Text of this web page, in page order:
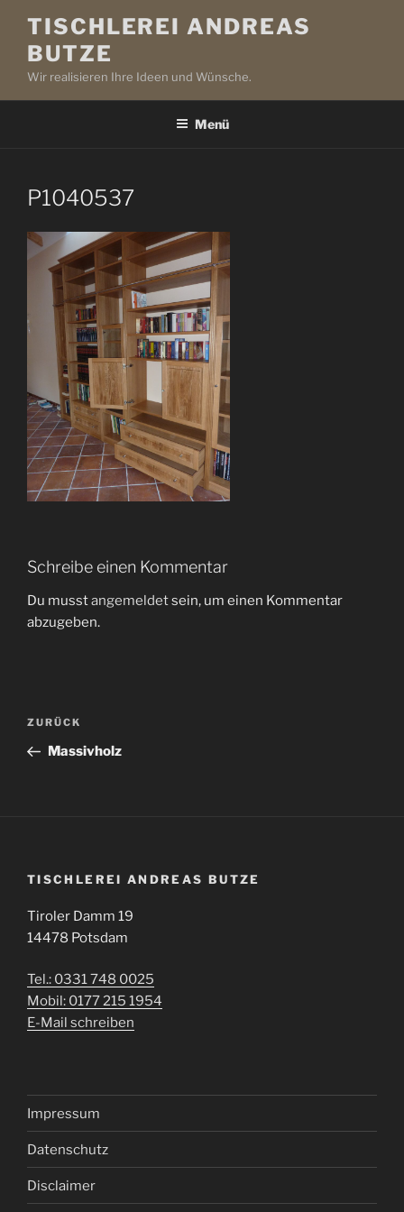
Inhalt
springen
TISCHLEREI ANDREAS
BUTZE
Wir realisieren Ihre Ideen und Wünsche.
Menü
P1040537
Schreibe einen Kommentar
Du musstangemeldetsein, um einen Kommentar
abzugeben.
Beitragsnavigation
Vorheriger
Beitrag
ZURÜCK
Massivholz
TISCHLEREI ANDREAS BUTZE
Tiroler Damm 19
14478 Potsdam
Tel.: 0331 748 0025
Mobil: 0177 215 1954
E-Mail schreiben
Impressum
Datenschutz
Disclaimer